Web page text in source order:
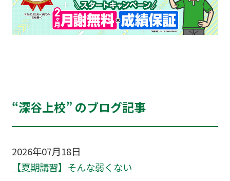
“深谷上校” のブログ記事
2026年07月18日
【夏期講習】そんな弱くない